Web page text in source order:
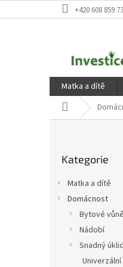
na
+420 608 859
Matka a dítě
Domů
kategorie
Kategorie
Matka a dítě
Domácnost
Bytové vůně
Nádobí
Snadný úklid